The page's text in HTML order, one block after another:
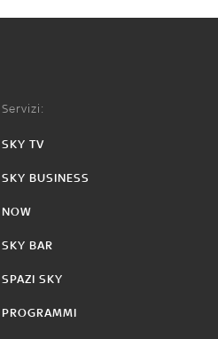
Servizi:
SKY TV
SKY BUSINESS
NOW
SKY BAR
SPAZI SKY
PROGRAMMI